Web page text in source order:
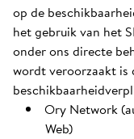
op de
het gebruik van het
onder ons directe
wordt veroorzaakt is
Ory Network
Web)